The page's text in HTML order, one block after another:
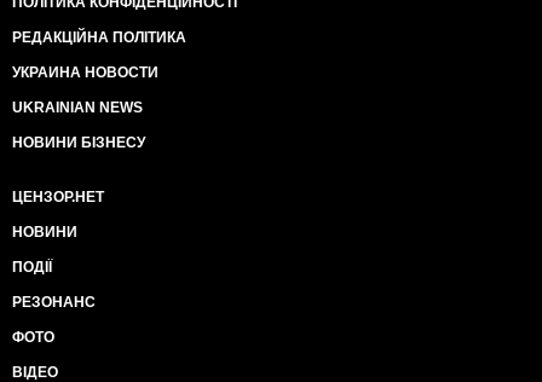
РЕДАКЦІЙНА ПОЛІТИКА
УКРАИНА НОВОСТИ
UKRAINIAN NEWS
НОВИНИ БІЗНЕСУ
ЦЕНЗОР.НЕТ
НОВИНИ
ПОДІЇ
РЕЗОНАНС
ФОТО
ВІДЕО